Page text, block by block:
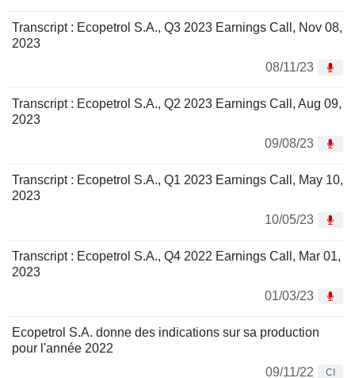
Transcript : Ecopetrol S.A., Q3 2023 Earnings Call, Nov 08,
2023
08/11/23
Transcript : Ecopetrol S.A., Q2 2023 Earnings Call, Aug 09,
2023
09/08/23
Transcript : Ecopetrol S.A., Q1 2023 Earnings Call, May 10,
2023
10/05/23
Transcript : Ecopetrol S.A., Q4 2022 Earnings Call, Mar 01,
2023
01/03/23
Ecopetrol S.A. donne des indications sur sa production
pour l'année 2022
09/11/22
CI